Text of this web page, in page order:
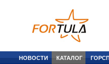
НОВОСТИ КАТАЛОГ